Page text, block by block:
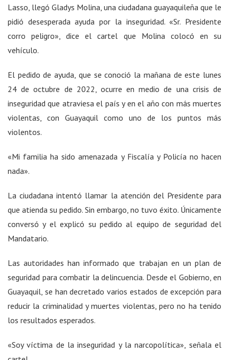
Lasso, llegó Gladys Molina, una ciudadana guayaquileña que le
pidió desesperada ayuda por la inseguridad. «Sr. Presidente
corro peligro», dice el cartel que Molina colocó en su
vehículo.
El pedido de ayuda, que se conoció la mañana de este lunes
24 de octubre de 2022, ocurre en medio de una crisis de
inseguridad que atraviesa el país y en el año con más muertes
violentas, con Guayaquil como uno de los puntos más
violentos.
«Mi familia ha sido amenazada y Fiscalía y Policía no hacen
nada».
La ciudadana intentó llamar la atención del Presidente para
que atienda su pedido. Sin embargo, no tuvo éxito. Únicamente
conversó y el explicó su pedido al equipo de seguridad del
Mandatario.
Las autoridades han informado que trabajan en un plan de
seguridad para combatir la delincuencia. Desde el Gobierno, en
Guayaquil, se han decretado varios estados de excepción para
reducir la criminalidad y muertes violentas, pero no ha tenido
los resultados esperados.
«Soy víctima de la inseguridad y la narcopolítica», señala el